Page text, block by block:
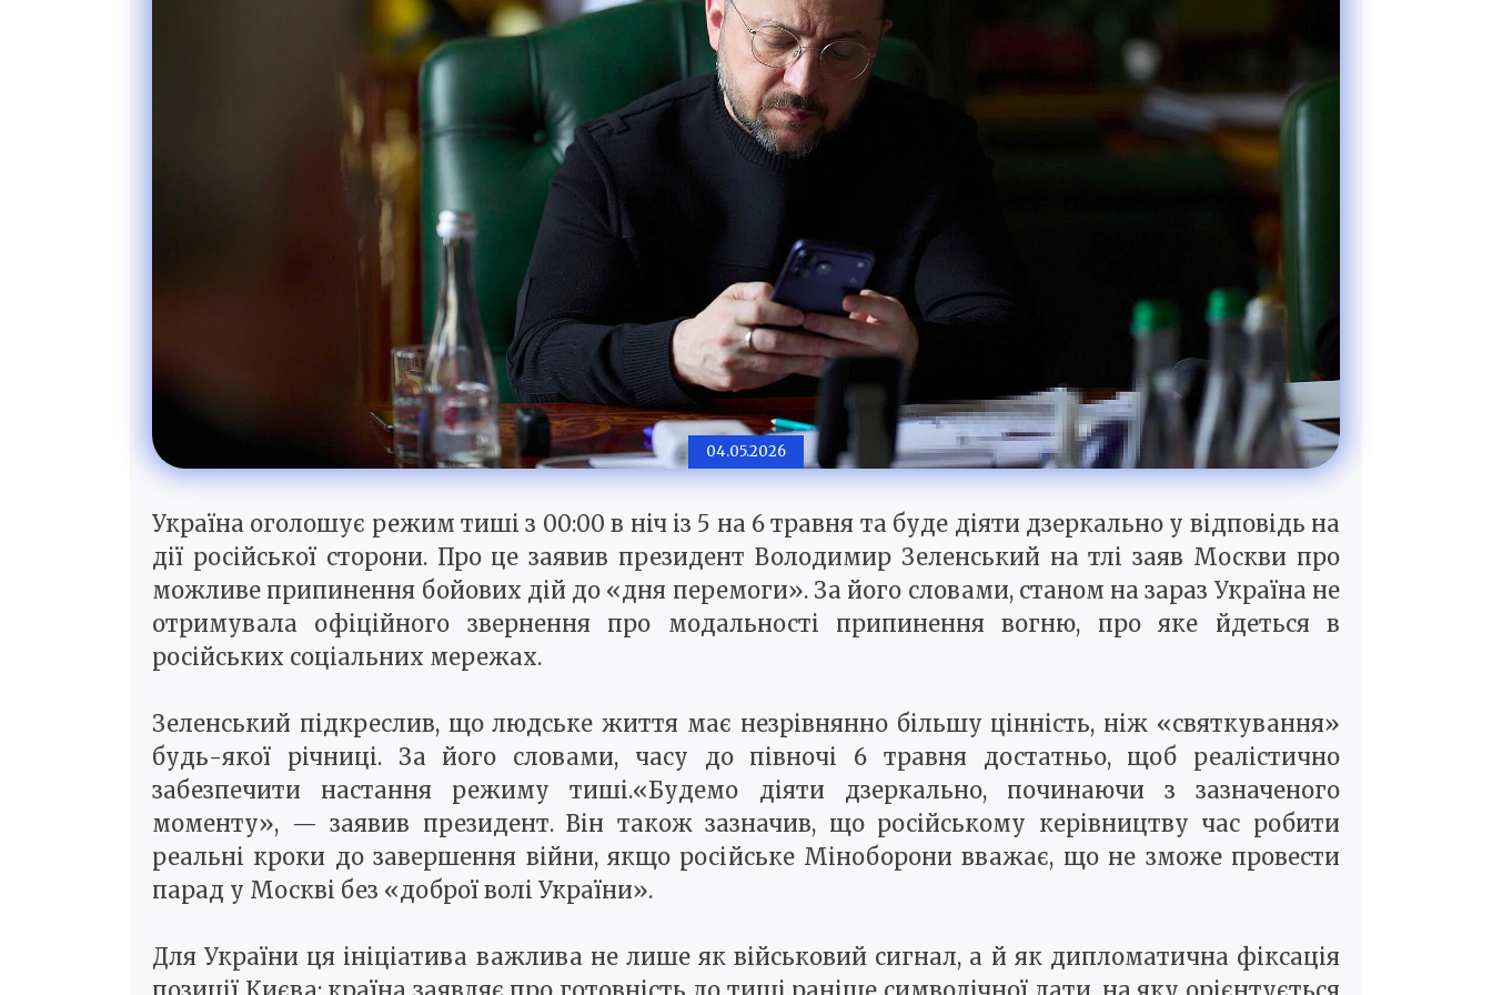
04.05.2026
Україна оголошує режим тиші з 00:00 в ніч із 5 на 6 травня та буде діяти дзеркально у відповідь на
дії російської сторони. Про це заявив президент Володимир Зеленський на тлі заяв Москви про
можливе припинення бойових дій до «дня перемоги». За його словами, станом на зараз Україна не
отримувала офіційного звернення про модальності припинення вогню, про яке йдеться в
російських соціальних мережах.
Зеленський підкреслив, що людське життя має незрівнянно більшу цінність, ніж «святкування»
будь-якої річниці. За його словами, часу до півночі 6 травня достатньо, щоб реалістично
забезпечити настання режиму тиші.«Будемо діяти дзеркально, починаючи з зазначеного
моменту», — заявив президент. Він також зазначив, що російському керівництву час робити
реальні кроки до завершення війни, якщо російське Міноборони вважає, що не зможе провести
парад у Москві без «доброї волі України».
Для України ця ініціатива важлива не лише як військовий сигнал, а й як дипломатична фіксація